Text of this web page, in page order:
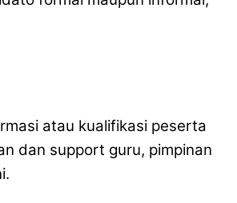
atau kualifikasi peserta
dan support guru, pimpinan